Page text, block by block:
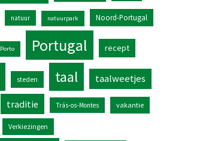
natuur natuurpark Noord-Portugal
Porto Portugal recept
steden taal taalweetjes
traditie Trás-os-Montes vakantie
Verkiezingen